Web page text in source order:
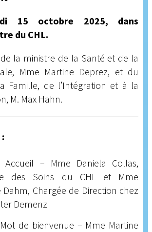
15 octobre 2025, dans
du CHL.
la ministre de la Santé et de la
Mme Martine Deprez, et du
Famille, de l’Intégration et à la
M. Max Hahn.
Accueil – Mme Daniela Collas,
des Soins du CHL et Mme
Dahm, Chargée de Direction chez
Demenz
de bienvenue – Mme Martine